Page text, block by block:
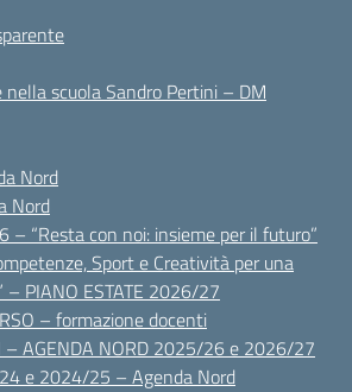
scuola Sandro Pertini – DM
Nord
Nord
“Resta con noi: insieme per il futuro”
Sport e Creatività per una
– PIANO ESTATE 2026/27
– formazione docenti
– AGENDA NORD 2025/26 e 2026/27
e 2024/25 – Agenda Nord